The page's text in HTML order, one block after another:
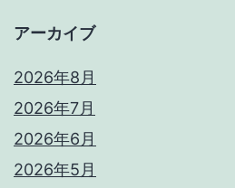
アーカイブ
2026年8月
2026年7月
2026年6月
2026年5月